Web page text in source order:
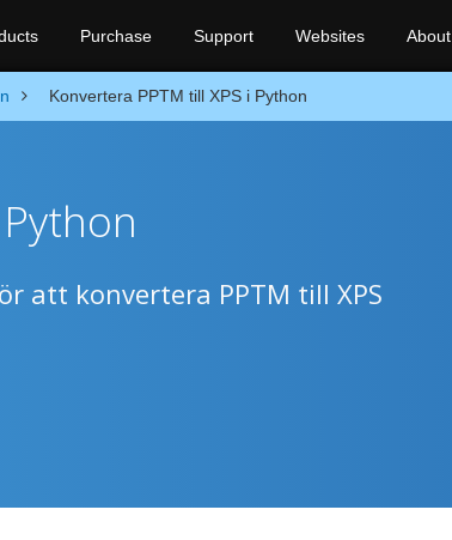
Purchase Support Websites About
Konvertera PPTM till XPS i Python
att konvertera PPTM till XPS